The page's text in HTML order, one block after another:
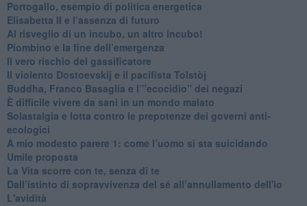
Portogallo, esempio di politica energetica
​Elisabetta II e l’assenza di futuro
Al risveglio di un incubo, un altro incubo!
​Piombino e la fine dell’emergenza
​Il vero rischio del gassificatore
​Il violento Dostoevskij e il pacifista Tolstòj
​Buddha, Franco Basaglia e l’”ecocidio” dei negazi
​È difficile vivere da sani in un mondo malato
Solastalgia e lotta contro le prepotenze dei governi anti-
ecologici
​A mio modesto parere 1: come l’uomo si sta suicidando
​Umile proposta
​La Vita scorre con te, senza di te
​Dall’istinto di sopravvivenza del sé all’annullamento dell'io
L'avidità